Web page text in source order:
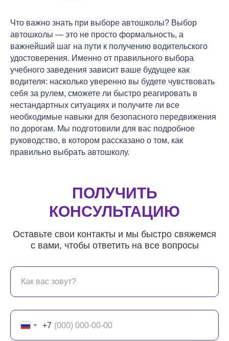
Что важно знать при выборе автошколы? Выбор
автошколы — это не просто формальность, а
важнейший шаг на пути к получению водительского
удостоверения. Именно от правильного выбора
учебного заведения зависит ваше будущее как
водителя: насколько уверенно вы будете чувствовать
себя за рулем, сможете ли быстро реагировать в
нестандартных ситуациях и получите ли все
необходимые навыки для безопасного передвижения
по дорогам. Мы подготовили для вас подробное
руководство, в котором рассказано о том, как
правильно выбрать автошколу.
ПОЛУЧИТЬ
КОНСУЛЬТАЦИЮ
Оставьте свои контакты и мы быстро свяжемся
с вами, чтобы ответить на все вопросы
+7